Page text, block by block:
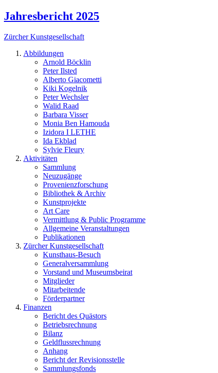
Jahresbericht 2025
Zürcher Kunstgesellschaft
Abbildungen
Arnold Böcklin
Peter Ilsted
Alberto Giacometti
Kiki Kogelnik
Peter Wechsler
Walid Raad
Barbara Visser
Monia Ben Hamouda
Izidora I LETHE
Ida Ekblad
Sylvie Fleury
Aktivitäten
Sammlung
Neuzugänge
Provenienzforschung
Bibliothek & Archiv
Kunstprojekte
Art Care
Vermittlung & Public Programme
Allgemeine Veranstaltungen
Publikationen
Zürcher Kunstgesellschaft
Kunsthaus-Besuch
Generalversammlung
Vorstand und Museumsbeirat
Mitglieder
Mitarbeitende
Förderpartner
Finanzen
Bericht des Quästors
Betriebsrechnung
Bilanz
Geldflussrechnung
Anhang
Bericht der Revisionsstelle
Sammlungsfonds